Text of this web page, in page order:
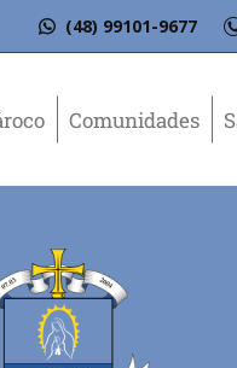
(48) 99101-9677
Comunidades